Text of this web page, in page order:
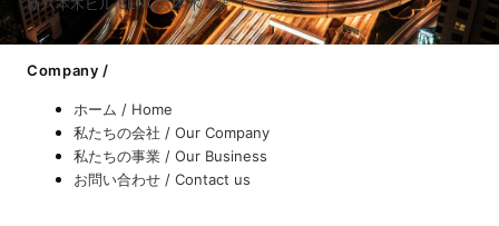
新六本木ビル SENQ六本木 7階
Company /
ホーム / Home
私たちの会社 / Our Company
私たちの事業 / Our Business
お問い合わせ / Contact us